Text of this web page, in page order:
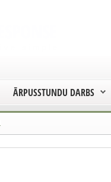
ĀRPUSSTUNDU DARBS